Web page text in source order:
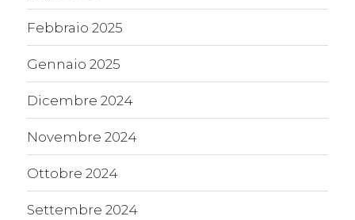
Febbraio 2025
Gennaio 2025
Dicembre 2024
Novembre 2024
Ottobre 2024
Settembre 2024